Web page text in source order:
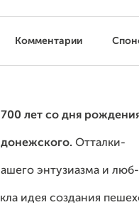
Комментарии
700 лет со дня
Отталки-
энтузиазма и люб-
идея создания